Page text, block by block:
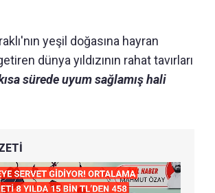
yeşil doğasına hayran
dünya yıldızının rahat tavırları
sürede uyum sağlamış hali